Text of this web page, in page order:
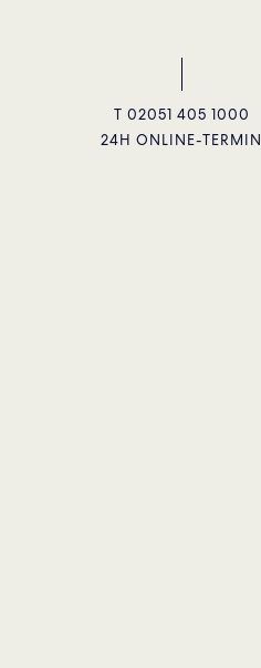
T 02051 405 1000
24H ONLINE-TERMIN